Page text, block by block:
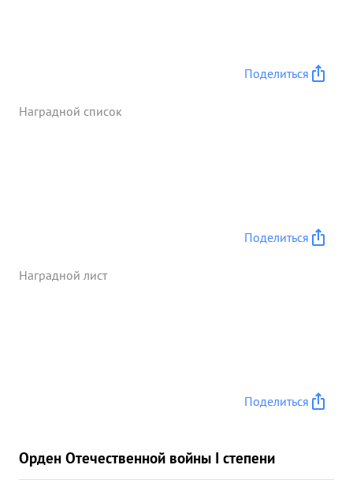
Поделиться
Наградной список
Поделиться
Наградной лист
Поделиться
Орден Отечественной войны I степени